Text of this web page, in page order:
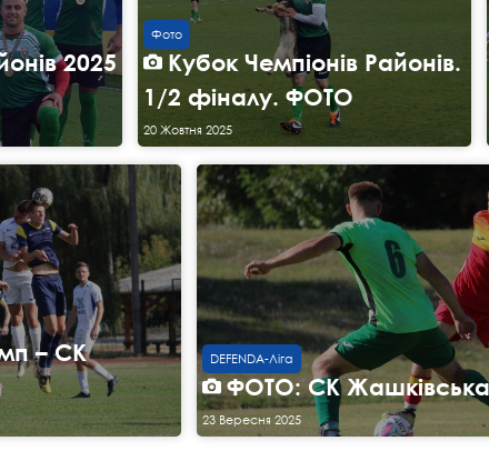
2025
Фото
Кубок Чемпіонів Районів.
1/2 фіналу. ФОТО
20 Жовтня 2025
– СК
DEFENDA-Ліга
ФОТО: СК
23 Вересня 2025